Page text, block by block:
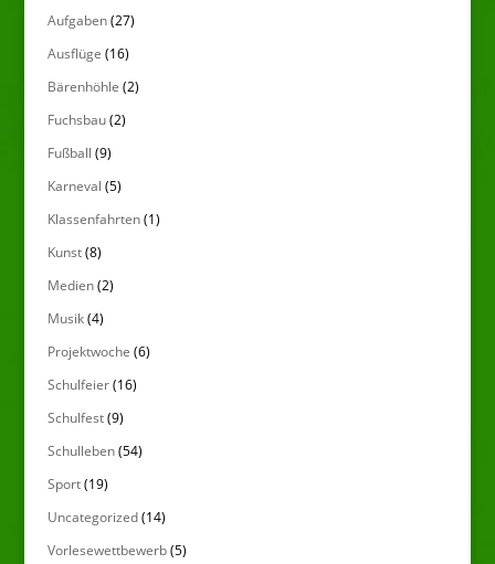
Aufgaben(27)
Ausflüge (16)
Bärenhöhle (2)
Fuchsbau(2)
Fußball (9)
Karneval (5)
Klassenfahrten(1)
Kunst(8)
Medien(2)
Musik(4)
Projektwoche (6)
Schulfeier(16)
Schulfest(9)
Schulleben(54)
Sport(19)
Uncategorized(14)
Vorlesewettbewerb(5)